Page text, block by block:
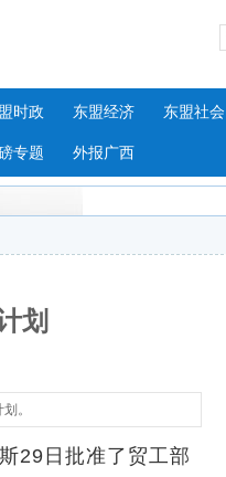
时政 东盟经济 东盟社会
专题 外报广西
划
。
29日批准了贸工部